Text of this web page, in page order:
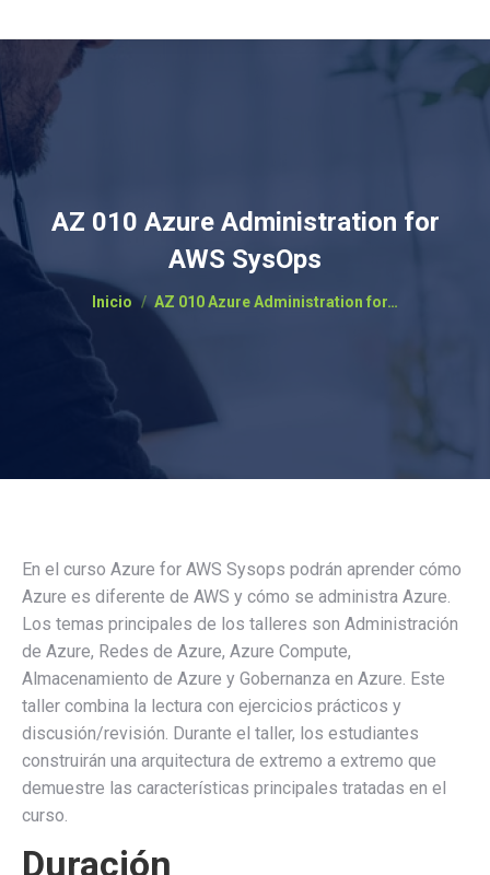
AZ 010 Azure Administration for
AWS SysOps
Estás aquí:
Inicio AZ 010 Azure Administration for…
En el curso Azure for AWS Sysops podrán aprender cómo
Azure es diferente de AWS y cómo se administra Azure.
Los temas principales de los talleres son Administración
de Azure, Redes de Azure, Azure Compute,
Almacenamiento de Azure y Gobernanza en Azure. Este
taller combina la lectura con ejercicios prácticos y
discusión/revisión. Durante el taller, los estudiantes
construirán una arquitectura de extremo a extremo que
demuestre las características principales tratadas en el
curso.
Duración